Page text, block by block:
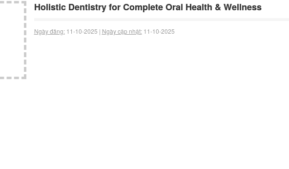
Holistic Dentistry for Complete Oral Health & Wellness
Ngày đăng:11-10-2025 | Ngày cập nhật:11-10-2025